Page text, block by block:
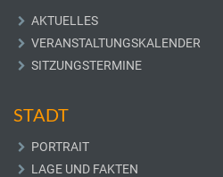
AKTUELLES
VERANSTALTUNGSKALENDER
SITZUNGSTERMINE
STADT
PORTRAIT
LAGE UND FAKTEN